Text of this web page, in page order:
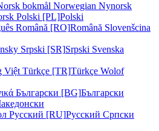
bokmål Norwegian Nynorsk
Polski [PL]Polski
Română [RO]Română Slovenšcina
Srpski [SR]Srpski Svenska
Việt Türkçe [TR]Türkçe Wolof
Български [BG]Български
Русский [RU]Русский Српски